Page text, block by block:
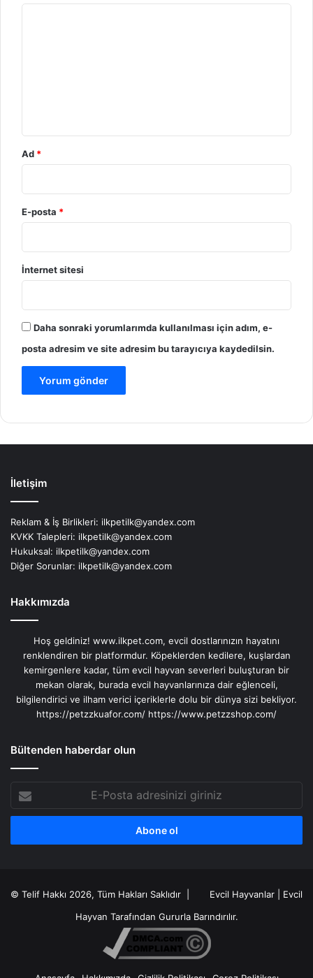
Ad *
E-posta *
İnternet sitesi
Daha sonraki yorumlarımda kullanılması için adım, e-
posta adresim ve site adresim bu tarayıcıya kaydedilsin.
İletişim
Reklam & İş Birlikleri: ilkpetilk@yandex.com
KVKK Talepleri: ilkpetilk@yandex.com
Hukuksal: ilkpetilk@yandex.com
Diğer Sorunlar: ilkpetilk@yandex.com
Hakkımızda
Hoş geldiniz! www.ilkpet.com, evcil dostlarınızın hayatını
renklendiren bir platformdur. Köpeklerden kedilere, kuşlardan
kemirgenlere kadar, tüm evcil hayvan severleri buluşturan bir
mekan olarak, burada evcil hayvanlarınıza dair eğlenceli,
bilgilendirici ve ilham verici içeriklerle dolu bir dünya sizi bekliyor.
https://petzzkuafor.com/ https://www.petzzshop.com/
Bültenden haberdar olun
Posta
adresinizi
© Telif Hakkı 2026, Tüm Hakları Saklıdır | Evcil Hayvanlar
Evcil
Hayvan Tarafından Gururla Barındırılır.